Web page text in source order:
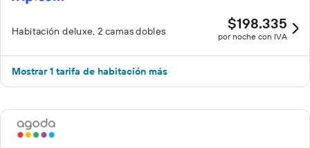
Habitación deluxe, 2 camas dobles $198.335
por noche con IVA
Mostrar 1 tarifa de habitación más